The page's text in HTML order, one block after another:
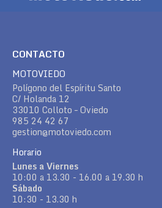
CONTACTO
MOTOVIEDO
Polígono del Espíritu Santo
C/ Holanda 12
33010 Colloto – Oviedo
985 24 42 67
gestion@motoviedo.com
Horario
Lunes a Viernes
10:00 a 13.30 - 16.00 a 19.30 h
Sábado
10:30 - 13.30 h